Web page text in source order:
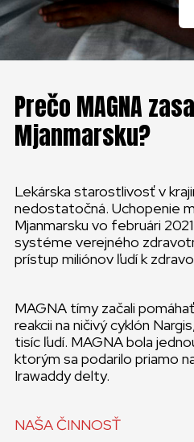
Prečo MAGNA
Mjanmarsku?
Lekárska starostlivosť v
nedostatočná. Uchopenie
Mjanmarsku vo februári
systéme verejného
prístup miliónov ľudí k
MAGNA tímy začali
reakcii na ničivý cyklón
tisíc ľudí. MAGNA bola
ktorým sa podarilo priamo
Irawaddy delty.
NAŠA ČINNOSŤ